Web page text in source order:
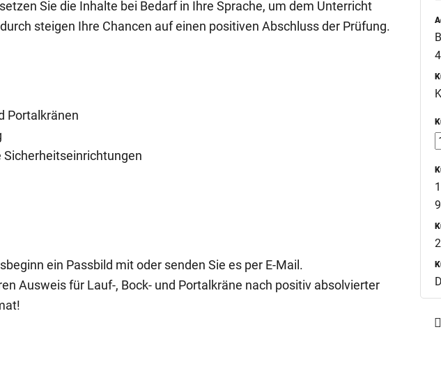
Sie die Inhalte bei Bedarf in Ihre Sprache, um dem Unterricht
steigen Ihre Chancen auf einen positiven Abschluss der Prüfung.
Portalkränen
ein Passbild mit oder senden Sie es per E-Mail.
Ausweis für Lauf-, Bock- und Portalkräne nach positiv absolvierter